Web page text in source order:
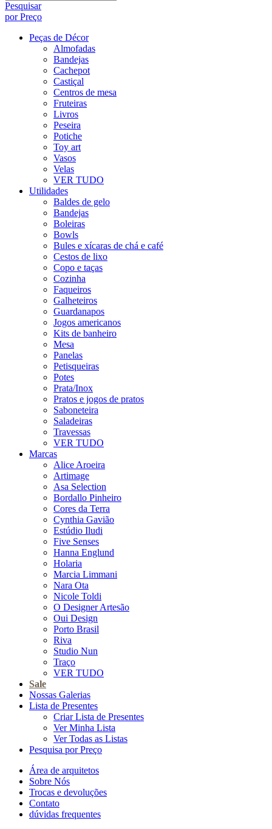
Pesquisar
por Preço
Peças de Décor
Almofadas
Bandejas
Cachepot
Castiçal
Centros de mesa
Fruteiras
Livros
Peseira
Potiche
Toy art
Vasos
Velas
VER TUDO
Utilidades
Baldes de gelo
Bandejas
Boleiras
Bowls
Bules e xícaras de chá e café
Cestos de lixo
Copo e taças
Cozinha
Faqueiros
Galheteiros
Guardanapos
Jogos americanos
Kits de banheiro
Mesa
Panelas
Petisqueiras
Potes
Prata/Inox
Pratos e jogos de pratos
Saboneteira
Saladeiras
Travessas
VER TUDO
Marcas
Alice Aroeira
Artimage
Asa Selection
Bordallo Pinheiro
Cores da Terra
Cynthia Gavião
Estúdio Iludi
Five Senses
Hanna Englund
Holaria
Marcia Limmani
Nara Ota
Nicole Toldi
O Designer Artesão
Oui Design
Porto Brasil
Riva
Studio Nun
Traço
VER TUDO
Sale
Nossas Galerias
Lista de Presentes
Criar Lista de Presentes
Ver Minha Lista
Ver Todas as Listas
Pesquisa por Preço
Área de arquitetos
Sobre Nós
Trocas e devoluções
Contato
dúvidas frequentes